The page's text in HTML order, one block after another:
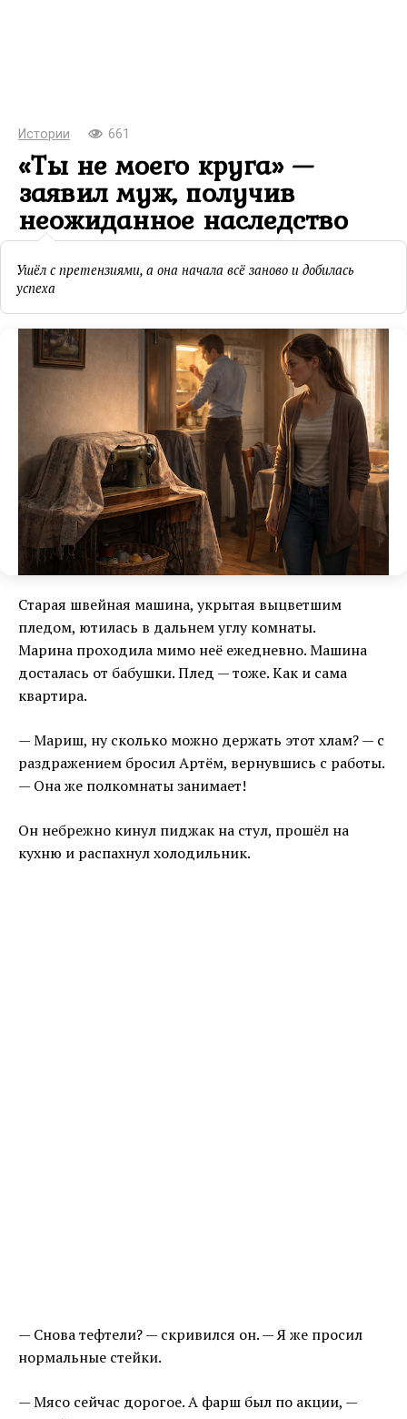
Истории 661
«Ты не моего круга» —
заявил муж, получив
неожиданное наследство
Ушёл с претензиями, а она начала всё заново и добилась
успеха
Старая швейная машина, укрытая выцветшим
пледом, ютилась в дальнем углу комнаты.
Марина проходила мимо неё ежедневно. Машина
досталась от бабушки. Плед — тоже. Как и сама
квартира.
— Мариш, ну сколько можно держать этот хлам? — с
раздражением бросил Артём, вернувшись с работы.
— Она же полкомнаты занимает!
Он небрежно кинул пиджак на стул, прошёл на
кухню и распахнул холодильник.
— Снова тефтели? — скривился он. — Я же просил
нормальные стейки.
— Мясо сейчас дорогое. А фарш был по акции, —